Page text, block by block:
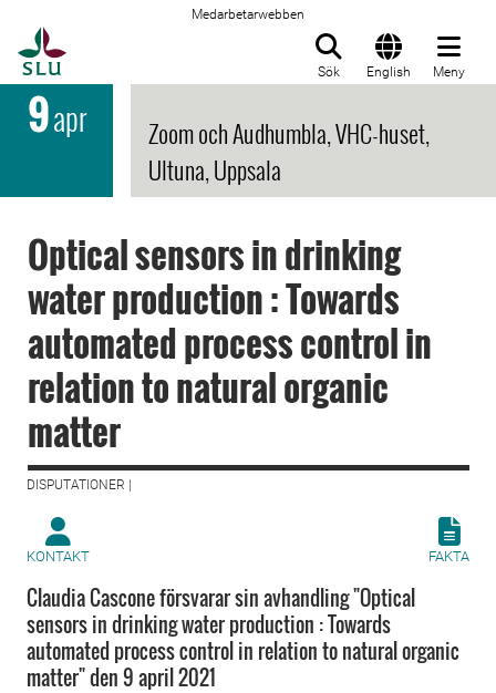
Medarbetarwebben
Sök English Meny
9apr
Zoom och Audhumbla, VHC-huset,
Ultuna, Uppsala
Optical sensors in drinking
water production : Towards
automated process control in
relation to natural organic
matter
DISPUTATIONER |
KONTAKT FAKTA
Claudia Cascone försvarar sin avhandling "Optical
sensors in drinking water production : Towards
automated process control in relation to natural organic
matter" den 9 april 2021